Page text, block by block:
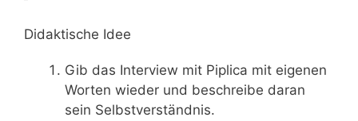
Didaktische Idee
Gib das Inter­view mit Pipli­ca mit eige­nen
Wor­ten wie­der und beschrei­be dar­an
sein Selbstverständnis.